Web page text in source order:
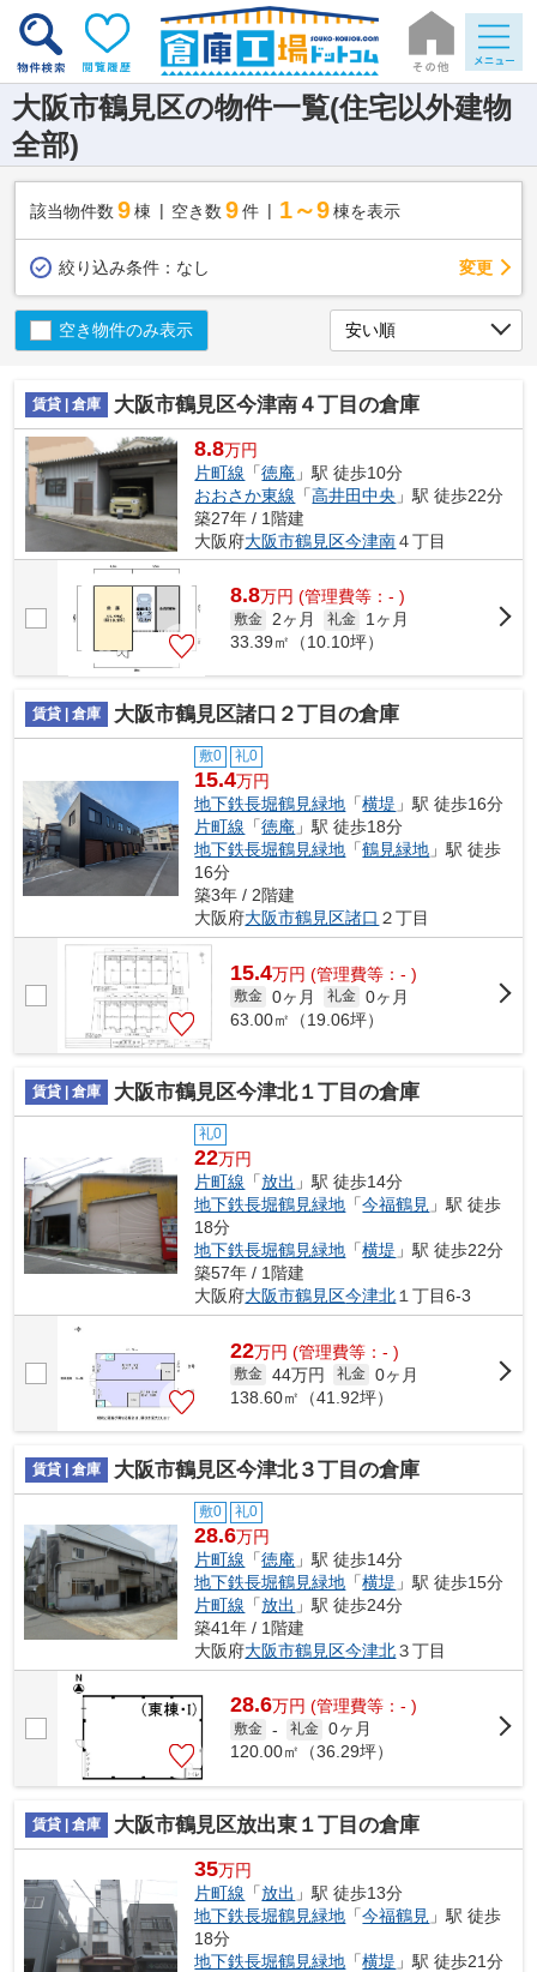
大阪市鶴見区の物件一覧(住宅以外建物
全部)
該当物件数 9棟 空き数 9 件 1～9 棟を表示
絞り込み条件： なし 変更
空き物件のみ表示
賃貸 | 倉庫 大阪市鶴見区今津南４丁目の倉庫
8.8万円
片町線 「徳庵 」駅 徒歩10分
おおさか東線 「高井田中央 」駅 徒歩22分
築27年 / 1階建
大阪府大阪市鶴見区今津南４丁目
8.8万円 (管理費等：- )
敷金 2ヶ月 礼金
1ヶ月
33.39㎡（10.10坪）
賃貸 | 倉庫 大阪市鶴見区諸口２丁目の倉庫
敷0 礼0
15.4万円
地下鉄長堀鶴見緑地 「横堤 」駅 徒歩16分
片町線 「徳庵 」駅 徒歩18分
地下鉄長堀鶴見緑地 「鶴見緑地 」駅 徒歩
16分
築3年 / 2階建
大阪府大阪市鶴見区諸口 ２丁目
15.4万円 (管理費等：- )
敷金 0ヶ月 礼金 0ヶ月
63.00㎡（19.06坪）
賃貸 | 倉庫 大阪市鶴見区今津北１丁目の倉庫
礼0
22万円
片町線 「放出 」駅 徒歩14分
地下鉄長堀鶴見緑地 「今福鶴見 」駅 徒歩
18分
地下鉄長堀鶴見緑地 「横堤 」駅 徒歩22分
築57年 / 1階建
大阪府大阪市鶴見区今津北 １丁目6-3
22万円 (管理費等：- )
敷金 44万円 礼金 0ヶ月
138.60㎡（41.92坪）
賃貸 | 倉庫 大阪市鶴見区今津北３丁目の倉庫
敷0 礼0
28.6万円
片町線 「徳庵 」駅 徒歩14分
地下鉄長堀鶴見緑地 「横堤 」駅 徒歩15分
片町線 「放出 」駅 徒歩24分
築41年 / 1階建
大阪府大阪市鶴見区今津北３丁目
28.6万円 (管理費等：- )
敷金 - 礼金 0ヶ月
120.00㎡（36.29坪）
賃貸 | 倉庫 大阪市鶴見区放出東１丁目の倉庫
35万円
片町線 「放出 」駅 徒歩13分
地下鉄長堀鶴見緑地 「今福鶴見 」駅 徒歩
18分
地下鉄長堀鶴見緑地 「横堤 」駅 徒歩21分